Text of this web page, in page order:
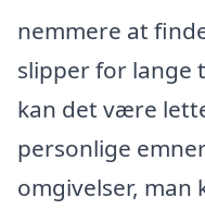
nemmere at
slipper for lange
kan det være
personlige
omgivelser, man